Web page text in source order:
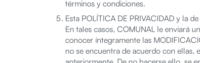
términos y condiciones.
Esta POLÍTICA DE PRIVACIDAD y la
En tales casos, COMUNAL le enviará
conocer íntegramente las
no se encuentra de acuerdo con ellas,